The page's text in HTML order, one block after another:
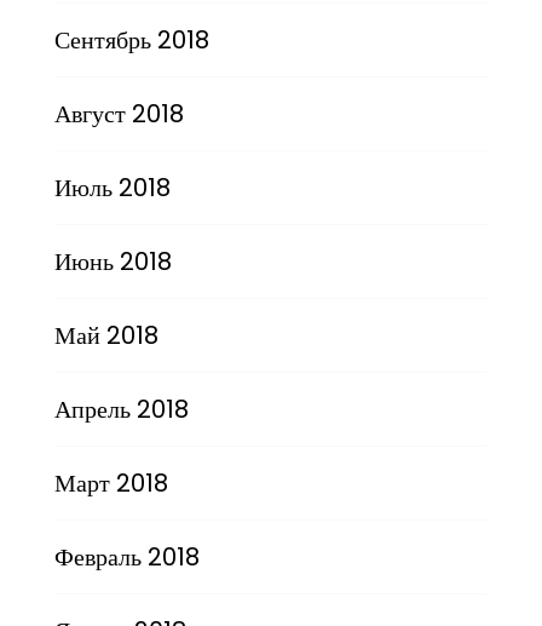
Сентябрь 2018
Август 2018
Июль 2018
Июнь 2018
Май 2018
Апрель 2018
Март 2018
Февраль 2018